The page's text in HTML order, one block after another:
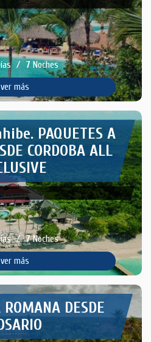
/ 7Noches
más
PAQUETES A
CORDOBA ALL
/ 7Noches
más
DESDE